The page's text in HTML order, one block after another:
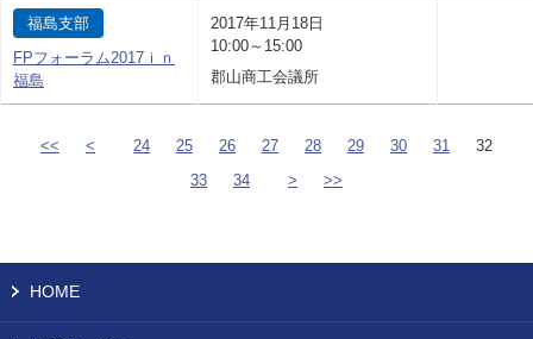
福島支部
FPフォーラム2017ｉｎ
福島
2017年11月18日
10:00～15:00
郡山商工会議所
<< < 24 25 26 27 28 29 30 31
32
33
34 > >>
HOME